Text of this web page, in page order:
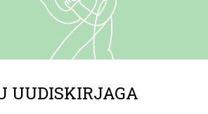
UUDISKIRJAGA